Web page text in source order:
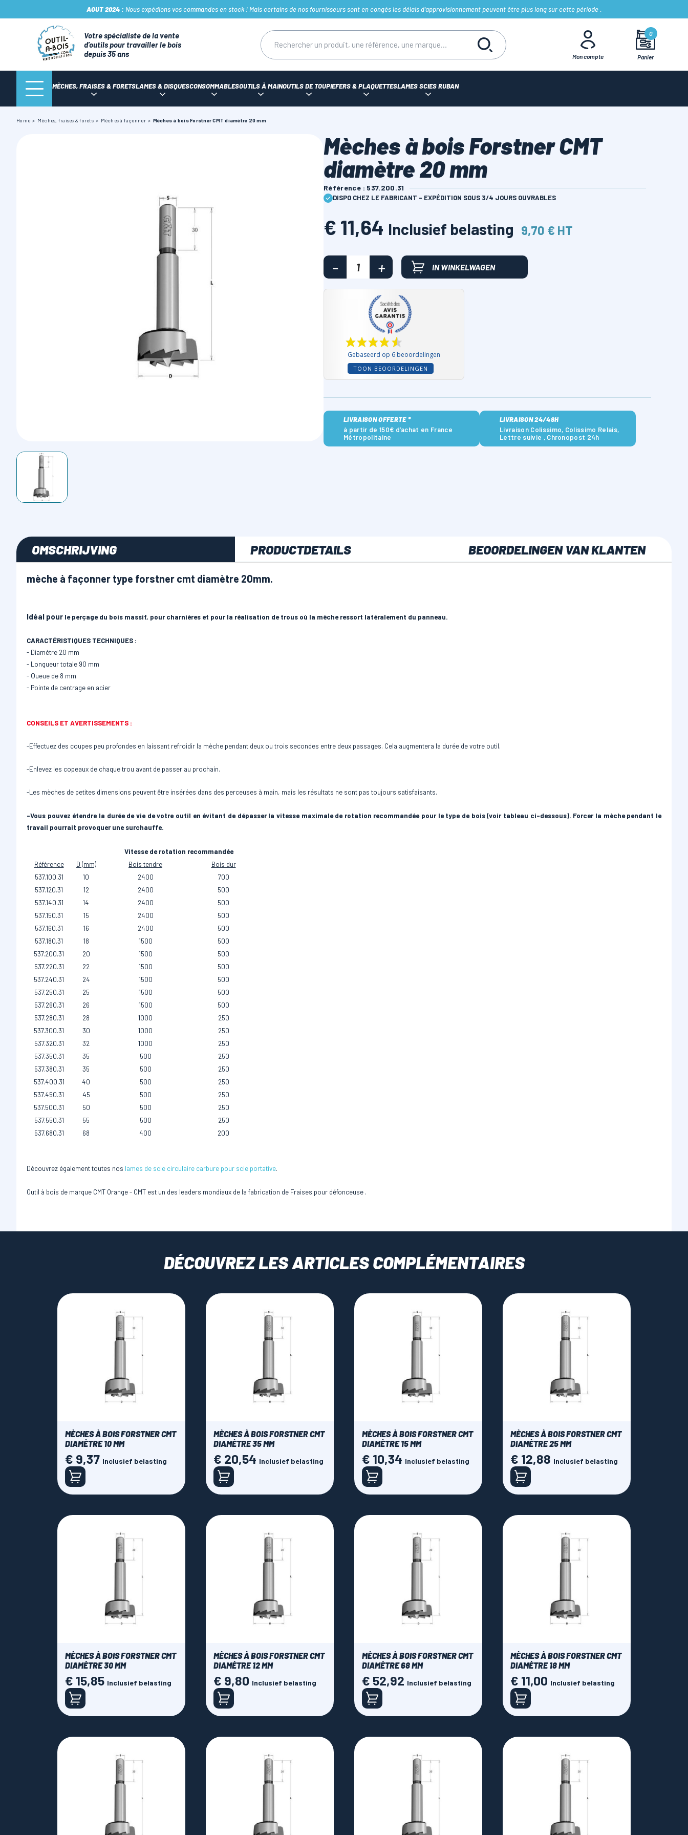
AOUT 2024 : Nous expédions vos commandes en stock ! Mais certains de nos fournisseurs sont en congés les délais d'approvisionnement peuvent être plus long sur cette période .
Votre spécialiste de la vente
d’outils pour travailler le bois
depuis 35 ans
Mon compte Panier
0
MÈCHES, FRAISES & FORETSLAMES & DISQUESCONSOMMABLESOUTILS À MAINOUTILS DE TOUPIEFERS & PLAQUETTESLAMES SCIES RUBAN
Home Mèches, fraises & forets Mèches à façonner Mèches à bois Forstner CMT diamètre 20 mm
Mèches à bois Forstner CMT
diamètre 20 mm
Référence : 537.200.31
DISPO CHEZ LE FABRICANT - EXPÉDITION SOUS 3/4 JOURS OUVRABLES
€ 11,64 Inclusief belasting 9,70 € HT
IN WINKELWAGEN
Gebaseerd op 6 beoordelingen
TOON BEOORDELINGEN
LIVRAISON OFFERTE *
à partir de 150€ d’achat en France
Métropolitaine
LIVRAISON 24/48H
Livraison Colissimo, Colissimo Relais,
Lettre suivie , Chronopost 24h
OMSCHRIJVING PRODUCTDETAILS BEOORDELINGEN VAN KLANTEN
mèche à façonner type forstner cmt diamètre 20mm.
Idéal pour le perçage du bois massif, pour charnières et pour la réalisation de trous où la mèche ressort latéralement du panneau.
CARACTÉRISTIQUES TECHNIQUES :
- Diamètre 20 mm
- Longueur totale 90 mm
- Queue de 8 mm
- Pointe de centrage en acier
CONSEILS ET AVERTISSEMENTS :
-Effectuez des coupes peu profondes en laissant refroidir la mèche pendant deux ou trois secondes entre deux passages. Cela augmentera la durée de votre outil.
-Enlevez les copeaux de chaque trou avant de passer au prochain.
-Les mèches de petites dimensions peuvent être insérées dans des perceuses à main, mais les résultats ne sont pas toujours satisfaisants.
-Vous pouvez étendre la durée de vie de votre outil en évitant de dépasser la vitesse maximale de rotation recommandée pour le type de bois (voir tableau ci-dessous). Forcer la mèche pendant le
travail pourrait provoquer une surchauffe.
Vitesse de rotation recommandée
Référence
D (mm) Bois tendre
Bois dur
537.100.31
10 2400
700
537.120.31
12 2400
500
537.140.31
14 2400
500
537.150.31
15 2400
500
537.160.31
16 2400
500
537.180.31
18 1500
500
537.200.31
20 1500
500
537.220.31
22 1500
500
537.240.31
24 1500
500
537.250.31
25 1500
500
537.260.31
26 1500
500
537.280.31
28 1000
250
537.300.31
30 1000
250
537.320.31
32 1000
250
537.350.31
35 500
250
537.380.31
35 500
250
537.400.31
40 500
250
537.450.31
45 500
250
537.500.31
50 500
250
537.550.31
55 500
250
537.680.31
68 400 200
Découvrez également toutes nos lames de scie circulaire carbure pour scie portative.
Outil à bois de marque CMT Orange - CMT est un des leaders mondiaux de la fabrication de Fraises pour défonceuse .
DÉCOUVREZ LES ARTICLES COMPLÉMENTAIRES
MÈCHES À BOIS FORSTNER CMT
DIAMÈTRE 10 MM
Prijs
€ 9,37 Inclusief belasting
MÈCHES À BOIS FORSTNER CMT
DIAMÈTRE 35 MM
Prijs
€ 20,54 Inclusief belasting
MÈCHES À BOIS FORSTNER CMT
DIAMÈTRE 15 MM
Prijs
€ 10,34 Inclusief belasting
MÈCHES À BOIS FORSTNER CMT
DIAMÈTRE 25 MM
Prijs
€ 12,88 Inclusief belasting
MÈCHES À BOIS FORSTNER CMT
DIAMÈTRE 30 MM
Prijs
€ 15,85 Inclusief belasting
MÈCHES À BOIS FORSTNER CMT
DIAMÈTRE 12 MM
Prijs
€ 9,80 Inclusief belasting
MÈCHES À BOIS FORSTNER CMT
DIAMÈTRE 68 MM
Prijs
€ 52,92 Inclusief belasting
MÈCHES À BOIS FORSTNER CMT
DIAMÈTRE 18 MM
Prijs
€ 11,00 Inclusief belasting